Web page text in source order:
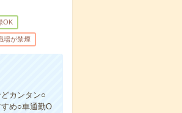
OK
場が禁煙
カンタン○
め○車通勤O